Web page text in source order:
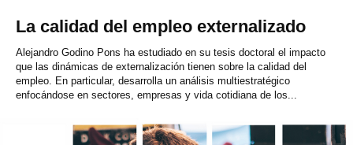
La calidad del empleo externalizado
Alejandro Godino Pons ha estudiado en su tesis doctoral el impacto
que las dinámicas de externalización tienen sobre la calidad del
empleo. En particular, desarrolla un análisis multiestratégico
enfocándose en sectores, empresas y vida cotidiana de los...